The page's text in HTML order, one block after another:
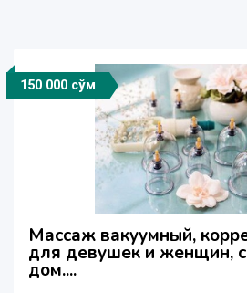
150 000 сўм
Массаж вакуумный,
для девушек и женщин,
дом....